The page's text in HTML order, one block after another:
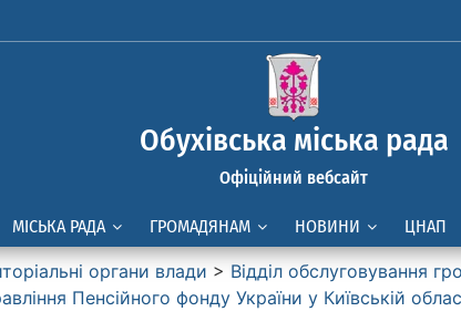
Обухівська міська рада
Офіційний вебсайт
МІСЬКА РАДА ГРОМАДЯНАМ НОВИНИ ЦНАП
органи влади > Вiддiл обслуговування
Пенсiйного фонду України у Київськiй